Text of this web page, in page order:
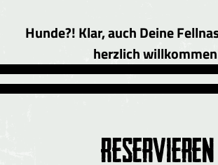
Hunde?! Klar, auch Deine
herzlich
Reservieren